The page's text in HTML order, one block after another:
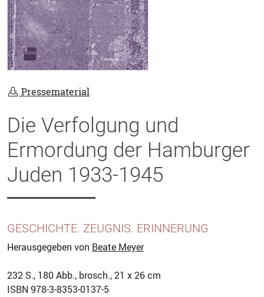
Pressematerial
Die Verfolgung und
Ermordung der Hamburger
Juden 1933-1945
GESCHICHTE. ZEUGNIS. ERINNERUNG
Herausgegeben von Beate Meyer
232 S., 180 Abb., brosch., 21 x 26 cm
ISBN 978-3-8353-0137-5